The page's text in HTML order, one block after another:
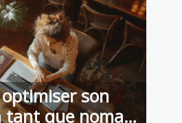
son
que nomade